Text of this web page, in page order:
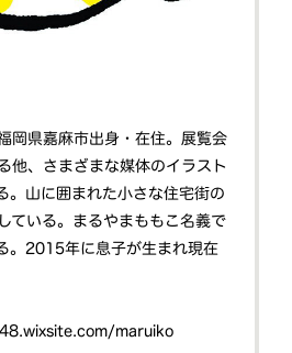
岡県嘉麻市出身・在住。展覧会
他、さまざまな媒体のイラスト
。山に囲まれた小さな住宅街の
ている。まるやまももこ名義で
。2015年に息子が生まれ現在
maruiko